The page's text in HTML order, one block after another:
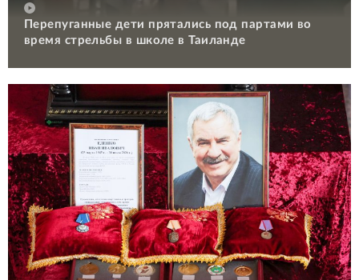
Перепуганные дети прятались под партами во
время стрельбы в школе в Таиланде